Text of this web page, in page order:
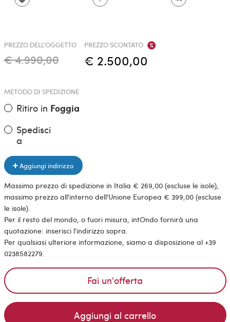
PREZZO DELL'OGGETTO
€ 4.990,00
PREZZO SCONTATO
€ 2.500,00
METODO DI SPEDIZIONE
Ritiro in Foggia
Spedisci
a
Aggiungi indirizzo
Massimo prezzo di spedizione in Italia € 269,00 (escluse le isole),
massimo prezzo all'interno dell'Unione Europea € 399,00 (escluse
le isole).
Per il resto del mondo, o fuori misura, intOndo fornirà una
quotazione: inserisci l'indirizzo sopra.
Per qualsiasi ulteriore informazione, siamo a disposizione al +39
0238582279.
Fai un'offerta
Aggiungi al carrello